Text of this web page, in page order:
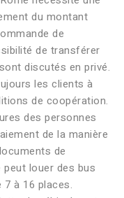
du montant
de
de transférer
discutés en privé.
les clients à
de coopération.
des personnes
de la manière
de
louer des bus
à 16 places.